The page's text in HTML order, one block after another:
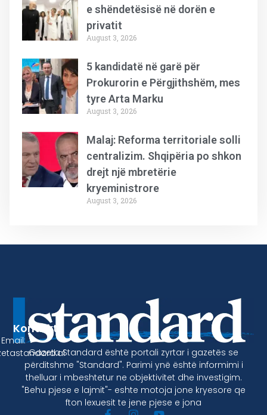
e shëndetësisë në dorën e
privatit
August 3, 2026
5 kandidatë në garë për
Prokurorin e Përgjithshëm, mes
tyre Arta Marku
August 3, 2026
Malaj: Reforma territoriale solli
centralizim. Shqipëria po shkon
drejt një mbretërie
kryeministrore
August 3, 2026
Gazeta Standard është portali zyrtar i gazetës se
përditshme "Standard". Parimi ynë është informimi i
thelluar i mbeshtetur ne objektivitet dhe investigim.
"Behu pjese e lajmit"- eshte motoja jone kryesore qe
fton lexuesit te jene pjese e jona
Kontakt
Email: